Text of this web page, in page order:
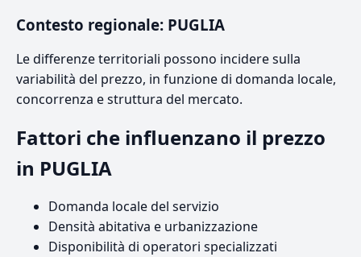
Contesto regionale: PUGLIA
Le differenze territoriali possono incidere sulla
variabilità del prezzo, in funzione di domanda locale,
concorrenza e struttura del mercato.
Fattori che influenzano il prezzo
in PUGLIA
Domanda locale del servizio
Densità abitativa e urbanizzazione
Disponibilità di operatori specializzati